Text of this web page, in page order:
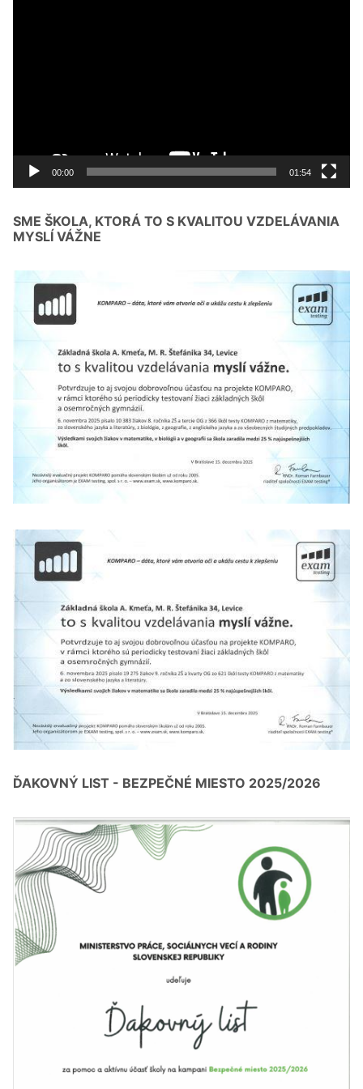
00:00 01:54
SME ŠKOLA, KTORÁ TO S KVALITOU VZDELÁVANIA
MYSLÍ VÁŽNE
ĎAKOVNÝ LIST - BEZPEČNÉ MIESTO 2025/2026